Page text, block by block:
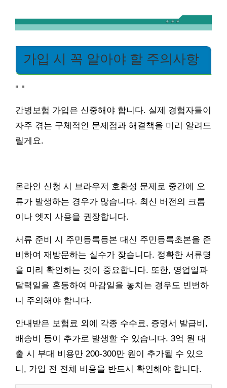
가입 시 꼭 알아야 할 주의사항
" "
간병보험 가입은 신중해야 합니다. 실제 경험자들이
자주 겪는 구체적인 문제점과 해결책을 미리 알려드
릴게요.
온라인 신청 시 브라우저 호환성 문제로 중간에 오
류가 발생하는 경우가 많습니다. 최신 버전의 크롬
이나 엣지 사용을 권장합니다.
서류 준비 시 주민등록등본 대신 주민등록초본을 준
비하여 재방문하는 실수가 잦습니다. 정확한 서류명
을 미리 확인하는 것이 중요합니다. 또한, 영업일과
달력일을 혼동하여 마감일을 놓치는 경우도 빈번하
니 주의해야 합니다.
안내받은 보험료 외에 각종 수수료, 증명서 발급비,
배송비 등이 추가로 발생할 수 있습니다. 3억 원 대
출 시 부대 비용만 200-300만 원이 추가될 수 있으
니, 가입 전 전체 비용을 반드시 확인해야 합니다.